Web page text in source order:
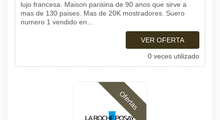
lujo francesa. Maison parisina de 90 anos que sirve a
mas de 130 paises. Mas de 20K mostradores. Suero
numero 1 vendido en…
VER OFERTA
0 veces utilizado
Ofertas